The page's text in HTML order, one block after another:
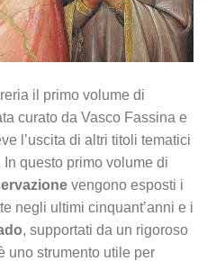
il primo volume di
curato da Vasco Fassina e
l’uscita di altri titoli tematici
In questo primo volume di
vengono esposti i
negli ultimi cinquant’anni e i
, supportati da un rigoroso
uno strumento utile per